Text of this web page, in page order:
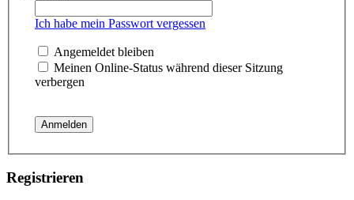
Ich habe mein Passwort vergessen
Angemeldet bleiben
Meinen Online-Status während dieser Sitzung
verbergen
Registrieren